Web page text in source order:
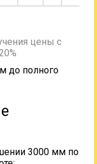
цены с
до полного
3000 мм по